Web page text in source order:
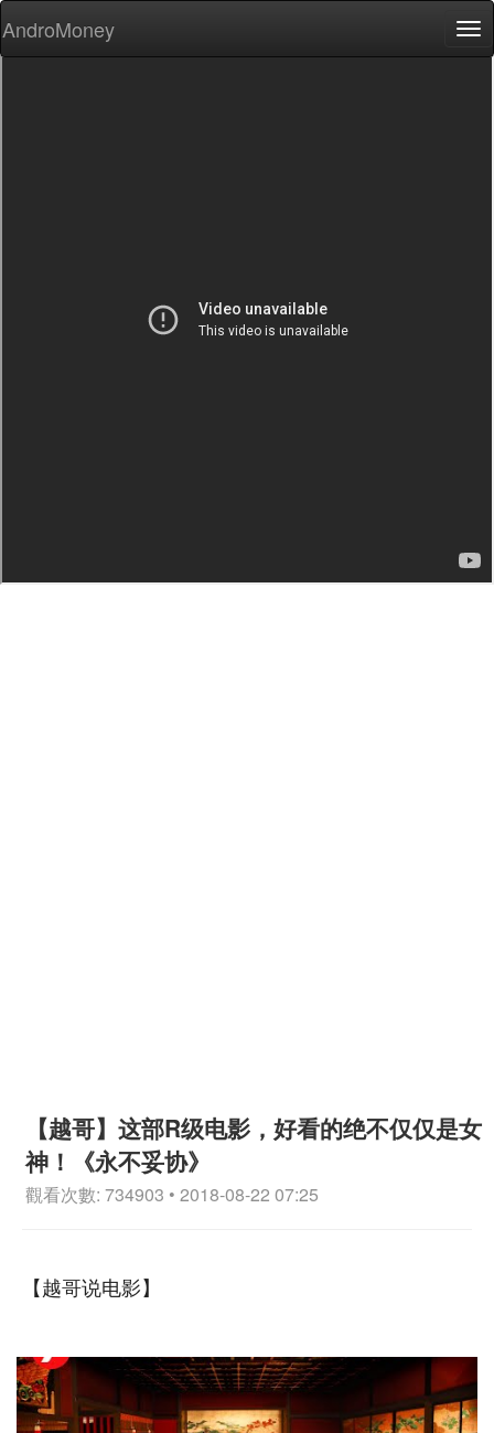
AndroMoney
【越哥】这部R级电影，好看的绝不仅仅是女
神！《永不妥协》
觀看次數: 734903 • 2018-08-22 07:25
【越哥说电影】